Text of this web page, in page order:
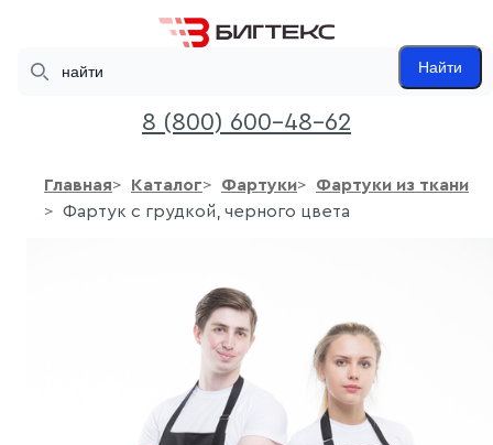
Найти
8 (800) 600-48-62
Главная Каталог Фартуки
Фартуки из ткани
Фартук с грудкой, черного цвета